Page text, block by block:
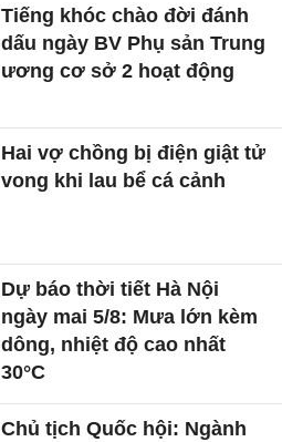
Tiếng khóc chào đời đánh
dấu ngày BV Phụ sản Trung
ương cơ sở 2 hoạt động
Hai vợ chồng bị điện giật tử
vong khi lau bể cá cảnh
Dự báo thời tiết Hà Nội
ngày mai 5/8: Mưa lớn kèm
dông, nhiệt độ cao nhất
30°C
Chủ tịch Quốc hội: Ngành